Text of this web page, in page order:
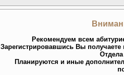
Рекомендуем всем
Зарегистрировавшись Вы
Планируются и иные